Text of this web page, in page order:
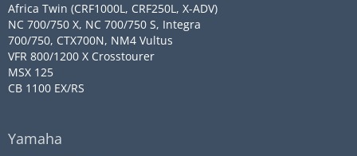
Africa Twin (CRF1000L, CRF250L, X-ADV)
NC 700/750 X, NC 700/750 S, Integra
700/750, CTX700N, NM4 Vultus
VFR 800/1200 X Crosstourer
MSX 125
CB 1100 EX/RS
Yamaha